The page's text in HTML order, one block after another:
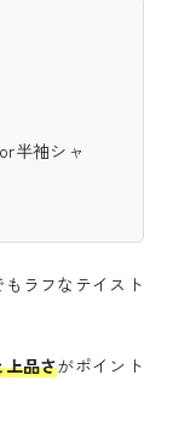
半袖シャ
ラフなテイスト
上品さがポイント